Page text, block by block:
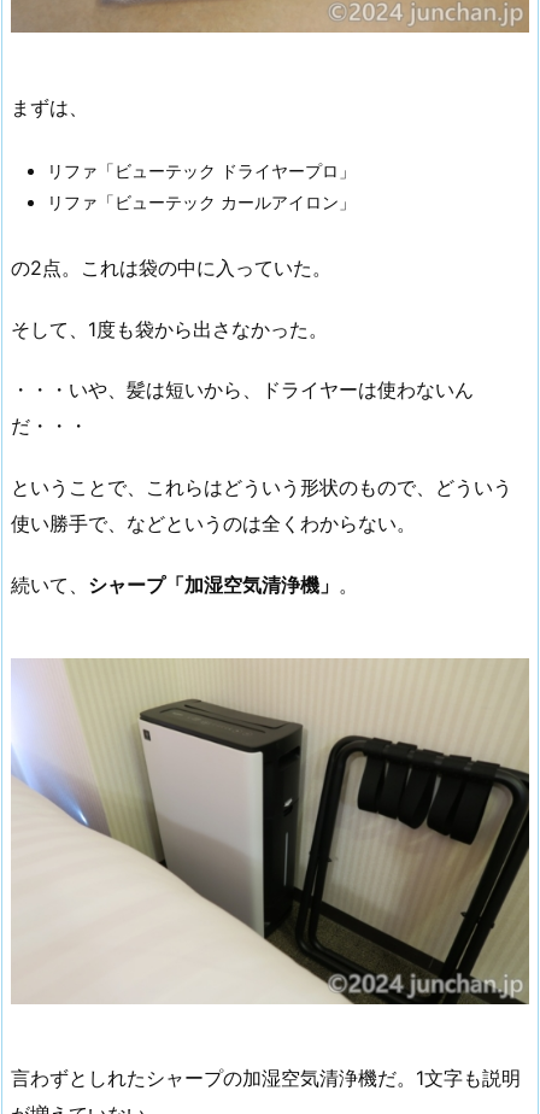
まずは、
リファ「ビューテック ドライヤープロ」
リファ「ビューテック カールアイロン」
の2点。これは袋の中に入っていた。
そして、1度も袋から出さなかった。
・・・いや、髪は短いから、ドライヤーは使わないん
だ・・・
ということで、これらはどういう形状のもので、どういう
使い勝手で、などというのは全くわからない。
続いて、 シャープ「加湿空気清浄機」 。
言わずとしれたシャープの加湿空気清浄機だ。1文字も説明